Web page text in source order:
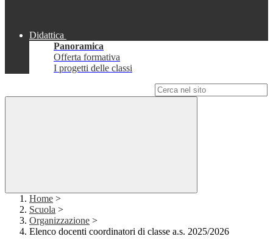
Didattica
Panoramica
Offerta formativa
I progetti delle classi
Home >
Scuola >
Organizzazione >
Elenco docenti coordinatori di classe a.s. 2025/2026